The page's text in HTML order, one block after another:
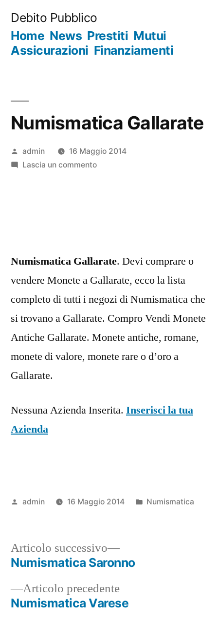
contenuto
Debito Pubblico
Home News Prestiti Mutui
Assicurazioni Finanziamenti
Numismatica Gallarate
Pubblicato
da
admin
16 Maggio 2014
Lascia un commentosu
Numismatica Gallarate. Devi comprare o
vendere Monete a Gallarate, ecco la lista
completo di tutti i negozi di Numismatica che
si trovano a Gallarate. Compro Vendi Monete
Antiche Gallarate. Monete antiche, romane,
monete di valore, monete rare o d’oro a
Gallarate.
Nessuna Azienda Inserita. Inserisci la tua
Azienda
Pubblicato
admin 16 Maggio 2014
Pubblicato
Numismatica
Navigazione
articoli
Articolo precedenteArticolo
precedente:
Numismatica Varese
Articolo successivo
Articolo
successivo:
Numismatica Saronno